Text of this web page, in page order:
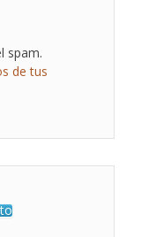
spam.
de tus